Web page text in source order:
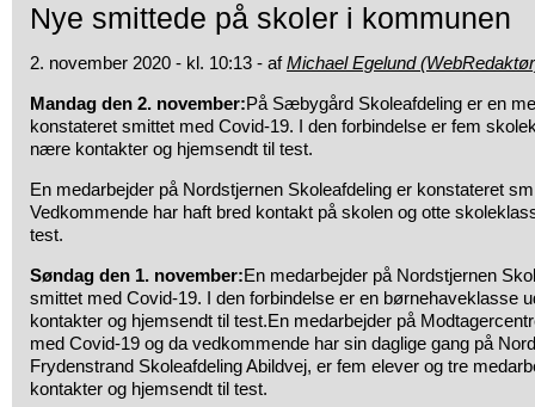
Nye smittede på skoler i kommunen
2. november 2020 - kl. 10:13 - afMichael Egelund
Mandag den 2. november:På Sæbygård Skoleafdeling er en
konstateret smittet med Covid-19. I den forbindelse er fem
nære kontakter og hjemsendt til test.
En medarbejder på Nordstjernen Skoleafdeling er konstateret
Vedkommende har haft bred kontakt på skolen og otte
test.
Søndag den 1. november:En medarbejder på Nordstjernen
smittet med Covid-19. I den forbindelse er en børnehaveklasse
kontakter og hjemsendt til test.En medarbejder på
med Covid-19 og da vedkommende har sin daglige gang på
Frydenstrand Skoleafdeling Abildvej, er fem elever og tre
kontakter og hjemsendt til test.